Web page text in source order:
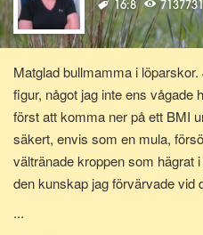
16:8 7137731
Matglad bullmamma i
figur, något jag inte ens vågade
först att komma ner på ett BMI
säkert, envis som en mula,
vältränade kroppen som hägrat
den kunskap jag förvärvade vid
...